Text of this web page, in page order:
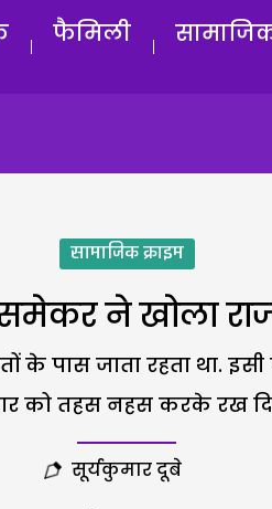
फैमिली
सामाजिक क्राइम
ने खोला
पास जाता रहता था.
को तहस नहस करके रख
सूर्यकुमार दूबे